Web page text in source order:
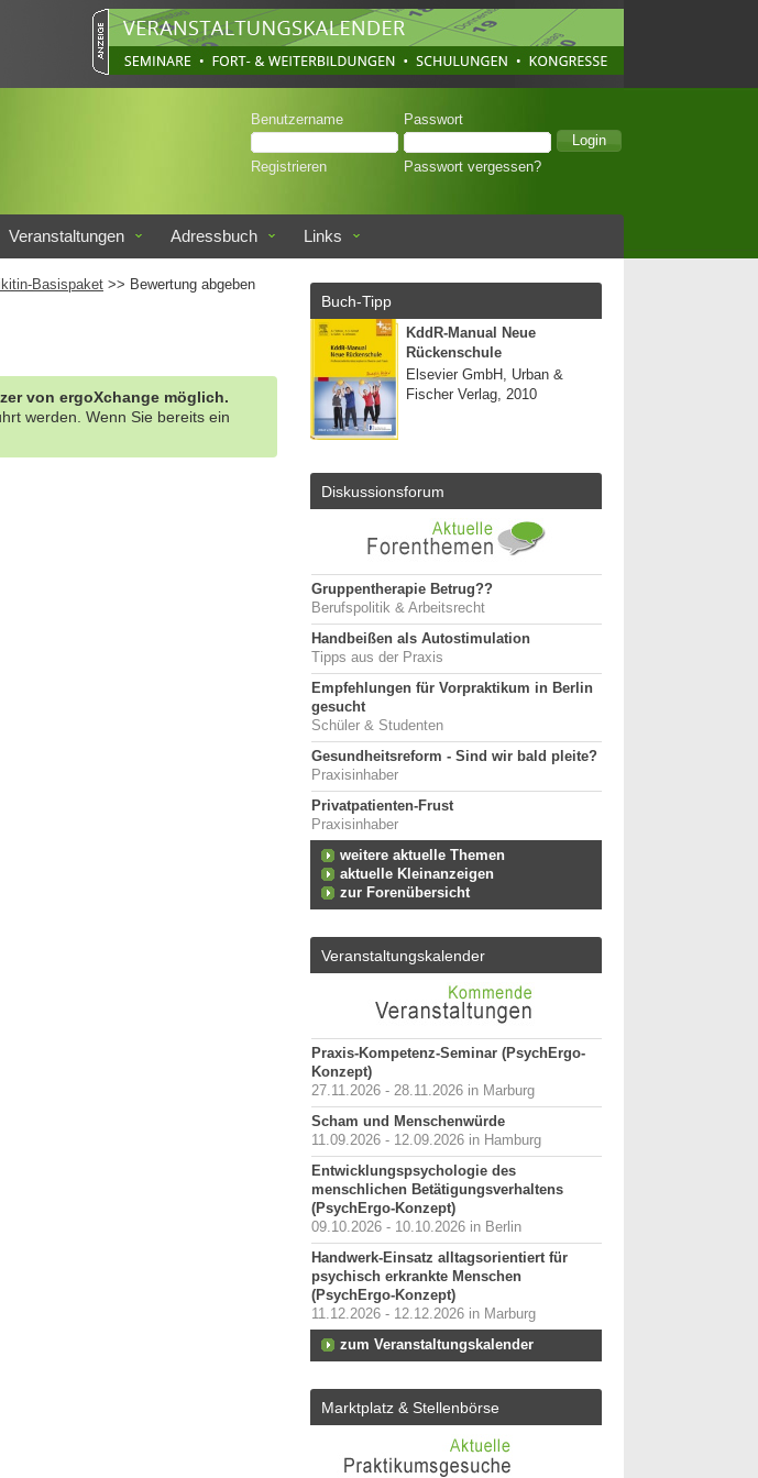
Benutzername Passwort
Registrieren Passwort vergessen?
Veranstaltungen Adressbuch Links
Basispaket >> Bewertung abgeben
von ergoXchange möglich.
werden. Wenn Sie bereits ein
Buch-Tipp
KddR-Manual Neue
Rückenschule
Elsevier GmbH, Urban &
Fischer Verlag, 2010
Diskussionsforum
Gruppentherapie Betrug??
Berufspolitik & Arbeitsrecht
Handbeißen als Autostimulation
Tipps aus der Praxis
Empfehlungen für Vorpraktikum in Berlin
gesucht
Schüler & Studenten
Gesundheitsreform - Sind wir bald pleite?
Praxisinhaber
Privatpatienten-Frust
Praxisinhaber
weitere aktuelle Themen
aktuelle Kleinanzeigen
zur Forenübersicht
Veranstaltungskalender
Praxis-Kompetenz-Seminar (PsychErgo-
Konzept)
27.11.2026 - 28.11.2026 in Marburg
Scham und Menschenwürde
11.09.2026 - 12.09.2026 in Hamburg
Entwicklungspsychologie des
menschlichen Betätigungsverhaltens
(PsychErgo-Konzept)
09.10.2026 - 10.10.2026 in Berlin
Handwerk-Einsatz alltagsorientiert für
psychisch erkrankte Menschen
(PsychErgo-Konzept)
11.12.2026 - 12.12.2026 in Marburg
zum Veranstaltungskalender
Marktplatz & Stellenbörse